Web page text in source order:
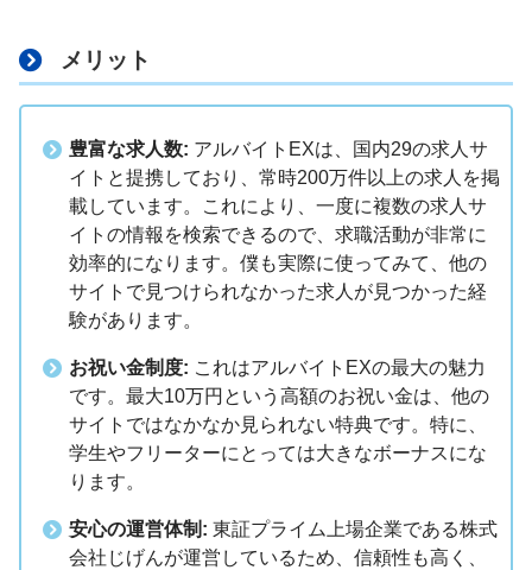
メリット
豊富な求人数: アルバイトEXは、国内29の求人サ
イトと提携しており、常時200万件以上の求人を掲
載しています。これにより、一度に複数の求人サ
イトの情報を検索できるので、求職活動が非常に
効率的になります。僕も実際に使ってみて、他の
サイトで見つけられなかった求人が見つかった経
験があります。
お祝い金制度: これはアルバイトEXの最大の魅力
です。最大10万円という高額のお祝い金は、他の
サイトではなかなか見られない特典です。特に、
学生やフリーターにとっては大きなボーナスにな
ります。
安心の運営体制: 東証プライム上場企業である株式
会社じげんが運営しているため、信頼性も高く、